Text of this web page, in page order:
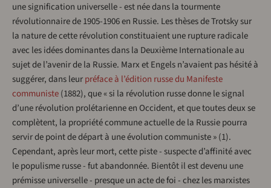
une signification universelle - est née dans la tourmente
révolutionnaire de 1905-1906 en Russie. Les thèses de Trotsky sur
la nature de cette révolution constituaient une rupture radicale
avec les idées dominantes dans la Deuxième Internationale au
sujet de l’avenir de la Russie. Marx et Engels n’avaient pas hésité à
suggérer, dans leurpréface à l’édition russe du Manifeste
communiste(1882), que « si la révolution russe donne le signal
d’une révolution prolétarienne en Occident, et que toutes deux se
complètent, la propriété commune actuelle de la Russie pourra
servir de point de départ à une évolution communiste » (1).
Cependant, après leur mort, cette piste - suspecte d’affinité avec
le populisme russe - fut abandonnée. Bientôt il est devenu une
prémisse universelle - presque un acte de foi - chez les marxistes